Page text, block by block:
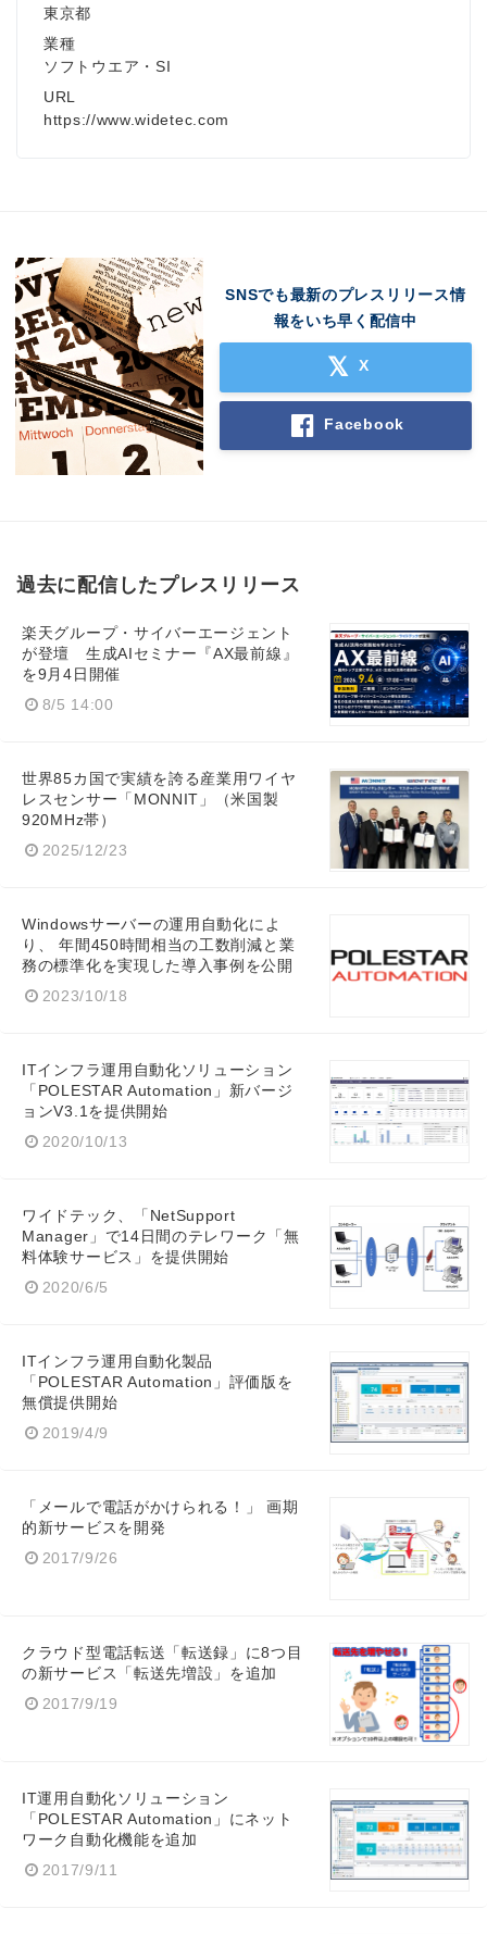
東京都
業種
ソフトウエア・SI
URL
https://www.widetec.com
SNSでも最新のプレスリリース情
報をいち早く配信中
X
Facebook
過去に配信したプレスリリース
楽天グループ・サイバーエージェント
が登壇 生成AIセミナー『AX最前線』
を9月4日開催
8/5 14:00
世界85カ国で実績を誇る産業用ワイヤ
レスセンサー「MONNIT」（米国製
920MHz帯）
2025/12/23
Windowsサーバーの運用自動化によ
り、 年間450時間相当の工数削減と業
務の標準化を実現した導入事例を公開
2023/10/18
ITインフラ運用自動化ソリューション
「POLESTAR Automation」新バージ
ョンV3.1を提供開始
2020/10/13
ワイドテック、「NetSupport
Manager」で14日間のテレワーク「無
料体験サービス」を提供開始
2020/6/5
ITインフラ運用自動化製品
「POLESTAR Automation」評価版を
無償提供開始
2019/4/9
「メールで電話がかけられる！」 画期
的新サービスを開発
2017/9/26
クラウド型電話転送「転送録」に8つ目
の新サービス「転送先増設」を追加
2017/9/19
IT運用自動化ソリューション
「POLESTAR Automation」にネット
ワーク自動化機能を追加
2017/9/11